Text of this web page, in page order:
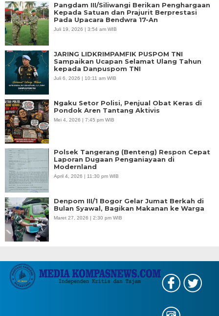
Pangdam III/Siliwangi Berikan Penghargaan
Kepada Satuan dan Prajurit Berprestasi
Pada Upacara Bendwra 17-An
Juli 19, 2026 | 3:54 am WIB
JARING LIDKRIMPAMFIK PUSPOM TNI
Sampaikan Ucapan Selamat Ulang Tahun
kepada Danpuspom TNI
Juli 6, 2026 | 10:11 am WIB
Ngaku Setor Polisi, Penjual Obat Keras di
Pondok Aren Tantang Aktivis
Mei 4, 2026 | 7:45 pm WIB
Polsek Tangerang (Benteng) Respon Cepat
Laporan Dugaan Penganiayaan di
Modernland
April 4, 2026 | 11:30 pm WIB
Denpom III/1 Bogor Gelar Jumat Berkah di
Bulan Syawal, Bagikan Makanan ke Warga
Maret 27, 2026 | 2:30 pm WIB